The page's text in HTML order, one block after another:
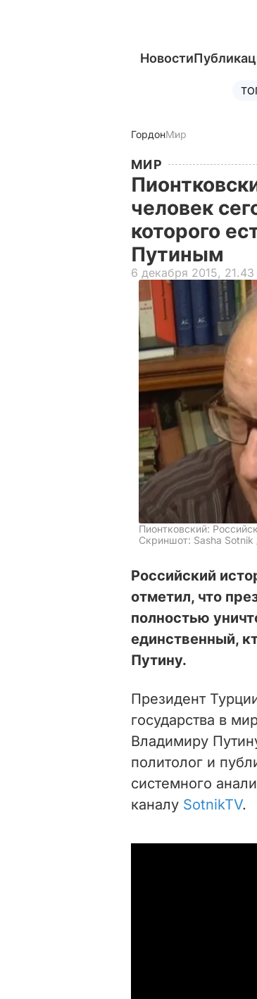
Новости
ГордонМир
МИР
человек
которого
Путиным
6 декабря 2015, 21.43
Пионтковский:
Скриншот: Sasha Sotnik
Российский
отметил, что
полностью
единственный,
Путину.
Президент
государства в
Владимиру
политолог и
системного
каналу SotnikTV.